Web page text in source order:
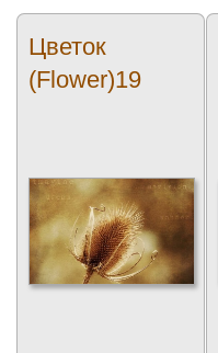
Цветок
(Flower)19